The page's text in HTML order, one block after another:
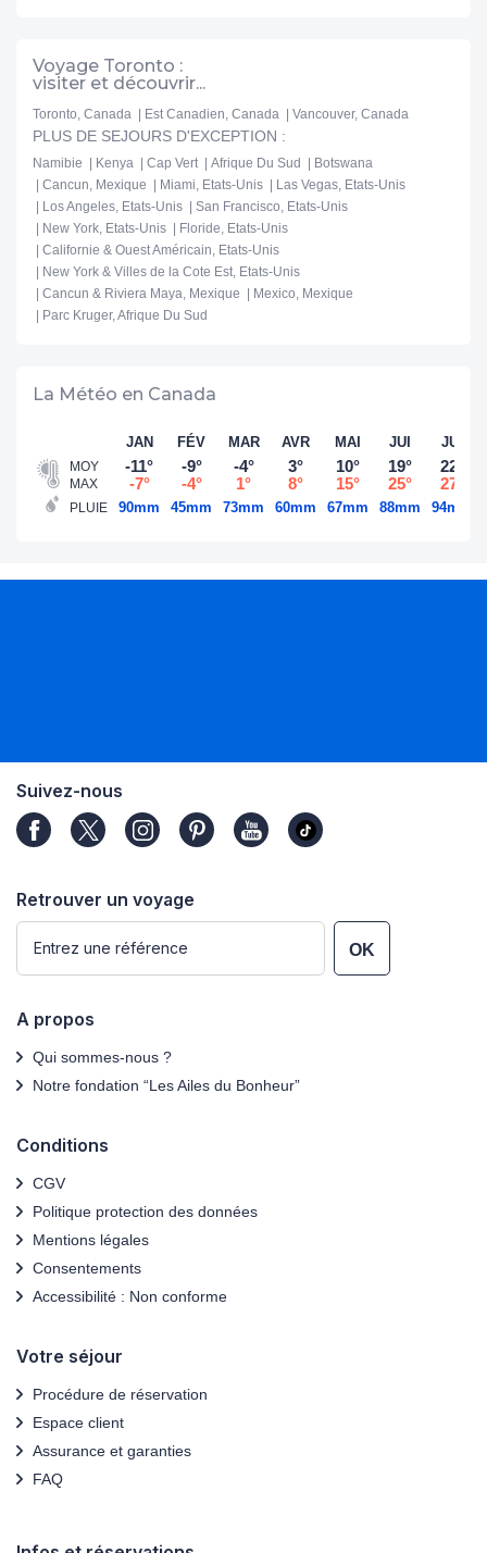
Voyage Toronto :
visiter et découvrir...
Toronto, Canada Est Canadien, Canada Vancouver, Canada
PLUS DE SEJOURS D'EXCEPTION :
Namibie Kenya Cap Vert Afrique Du Sud
Botswana
Cancun, Mexique
Miami, Etats-Unis
Las Vegas, Etats-Unis
Los Angeles, Etats-Unis
San Francisco, Etats-Unis
New York, Etats-Unis
Floride, Etats-Unis
Californie & Ouest Américain, Etats-Unis
New York & Villes de la Cote Est, Etats-Unis
Cancun & Riviera Maya, Mexique
Mexico, Mexique
Parc Kruger, Afrique Du Sud
La Météo en Canada
MOY
MAX
PLUIE
JAN
-11°
-7°
90mm
FÉV
-9°
-4°
45mm
MAR
-4°
1°
73mm
AVR
3°
8°
60mm
MAI
10°
15°
67mm
JUI
19°
25°
88mm
JUI
22°
27°
94mm
Suivez-nous
Retrouver un voyage
OK
A propos
Qui sommes-nous ?
Notre fondation “Les Ailes du Bonheur”
Conditions
CGV
Politique protection des données
Mentions légales
Consentements
Accessibilité : Non conforme
Votre séjour
Procédure de réservation
Espace client
Assurance et garanties
FAQ